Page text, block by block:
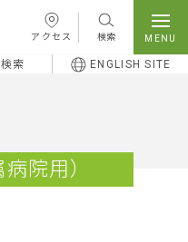
アクセス 検索
索 ENGLISH SITE
院用）